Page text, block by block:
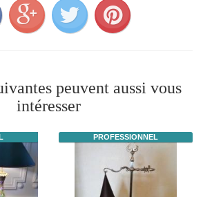
peuvent aussi vous
intéresser
PROFESSIONNEL